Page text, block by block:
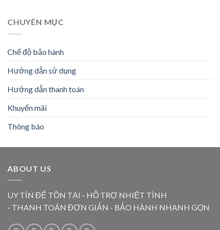
CHUYÊN MỤC
Chế độ bảo hành
Hướng dẫn sử dụng
Hướng dẫn thanh toán
Khuyến mãi
Thông báo
ABOUT US
UY TÍN ĐỂ TỒN TẠI - HỖ TRỢ NHIỆT TÌNH
- THANH TOÁN ĐƠN GIẢN - BẢO HÀNH NHANH GỌN